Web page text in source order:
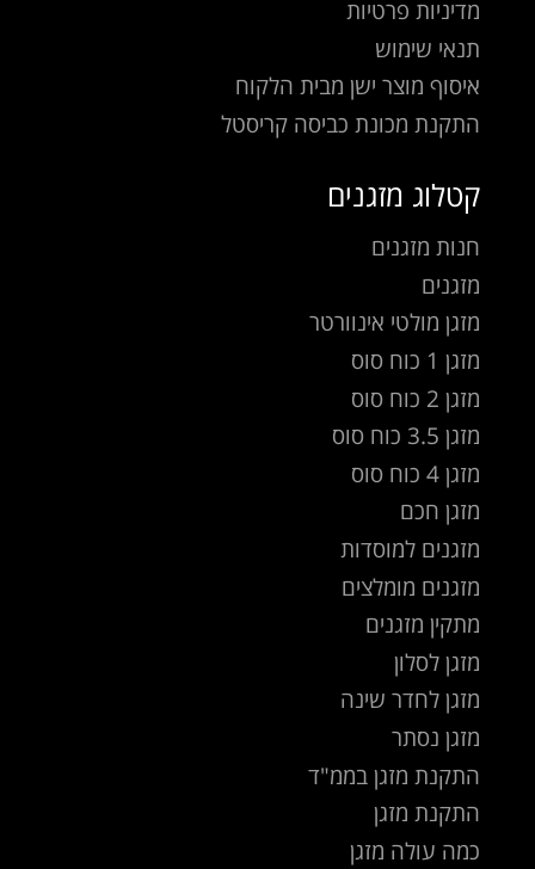
מדיניות פרטיות
תנאי שימוש
איסוף מוצר ישן מבית הלקוח
התקנת מכונת כביסה קריסטל
קטלוג מזגנים
חנות מזגנים
מזגנים
מזגן מולטי אינוורטר
מזגן 1 כוח סוס
מזגן 2 כוח סוס
מזגן 3.5 כוח סוס
מזגן 4 כוח סוס
מזגן חכם
מזגנים למוסדות
מזגנים מומלצים
מתקין מזגנים
מזגן לסלון
מזגן לחדר שינה
מזגן נסתר
התקנת מזגן בממ"ד
התקנת מזגן
כמה עולה מזגן